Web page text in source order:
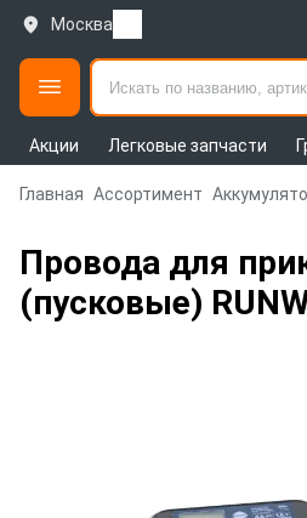
Москва
Акции Легковые запчасти
Главная Ассортимент
Провода для
(пусковые)